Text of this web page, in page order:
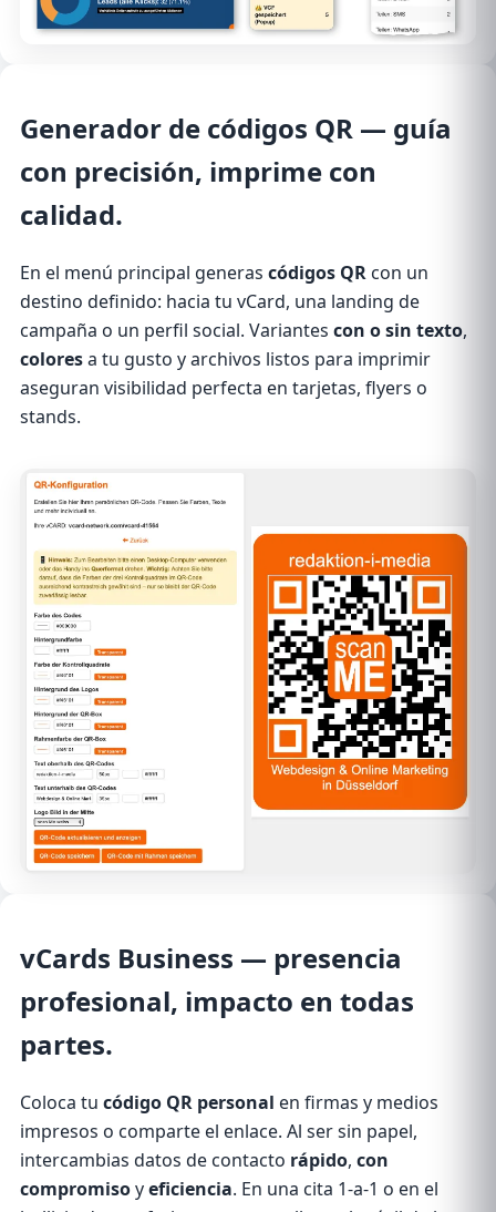
Generador de códigos QR — guía
con precisión, imprime con
calidad.
En el menú principal generas códigos QR con un
destino definido: hacia tu vCard, una landing de
campaña o un perfil social. Variantes con o sin texto,
coloresa tu gusto y archivos listos para imprimir
aseguran visibilidad perfecta en tarjetas, flyers o
stands.
vCards Business — presencia
profesional, impacto en todas
partes.
Coloca tu código QR personal en firmas y medios
impresos o comparte el enlace. Al ser sin papel,
intercambias datos de contacto rápido, con
compromisoyeficiencia. En una cita 1-a-1 o en el